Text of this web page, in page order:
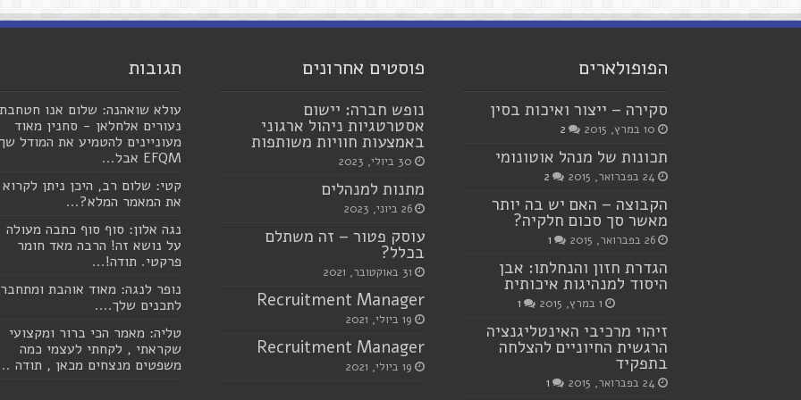
הפופולארים
סקירה – ייצור ואיכות בסין
10 במרץ, 2015 2
תכונות של מנהל אוטונומי
24 בפברואר, 2015 2
הקבוצה – האם יש בה יותר
מאשר סך סכום חלקיה?
26 בפברואר, 2015 1
הגדרת חזון והנחלתו: אבן
היסוד למנהיגות איכותית
1 במרץ, 2015 1
זיהוי מרכיבי האינטליגנציה
הרגשית החיוניים להצלחה
בתפקיד
24 בפברואר, 2015 1
פוסטים אחרונים
נופש חברה: יישום
אסטרטגיות ניהול ארגוני
באמצעות חוויות משותפות
30 ביולי, 2023
מתנות למנהלים
26 ביוני, 2023
עוסק פטור – זה משתלם
בכלל?
31 באוקטובר, 2021
Recruitment Manager
19 ביולי, 2021
Recruitment Manager
19 ביולי, 2021
תגובות
עולא שואהנה: שלום אנו חטחבת
נעורים אלחלאן - סחנין מאוד
מעוניינים להטמיע את המודל שך
EFQM אבל...
קטי: שלום רב, היכן ניתן לקרוא
את המאמר המלא?...
נגה אלון: סוף סוף כתבה מעולה
על נושא זה! הרבה מאד חומר
פרקטי. תודה!...
נופר לנגה: מאוד אוהבת
לתכנים שלך....
טליה: מאמר הכי ברור ומקצועי
שקראתי , לקחתי לעצמי כמה
משפטים מנצחים מכאן , תודה